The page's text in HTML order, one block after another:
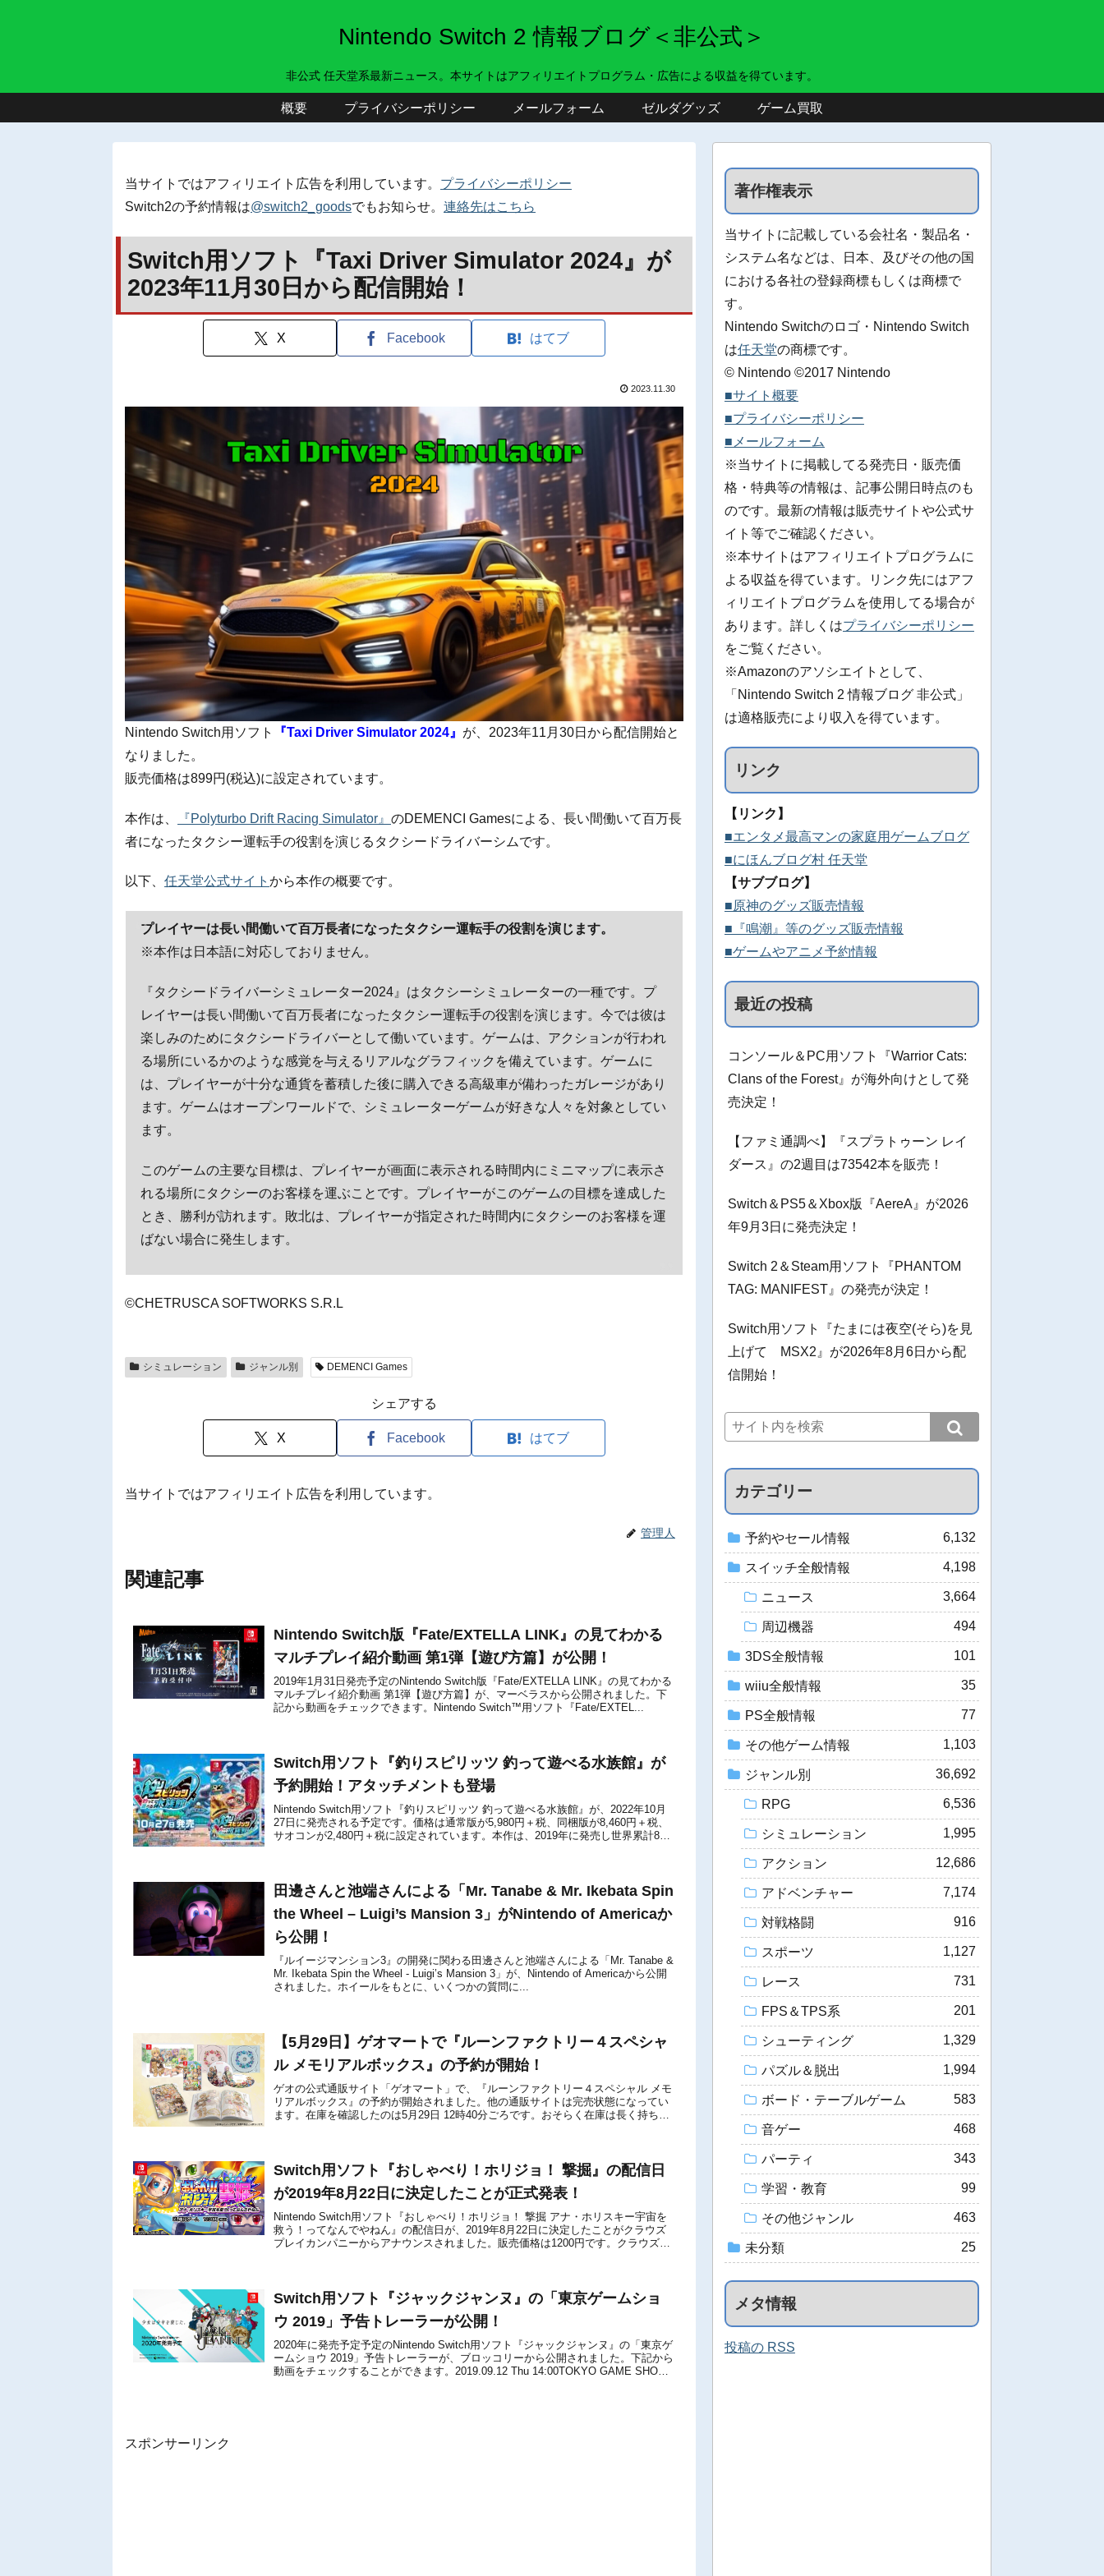
Nintendo Switch 2 情報ブログ＜非公式＞
非公式 任天堂系最新ニュース。本サイトはアフィリエイトプログラム・広告による収益を得ています。
概要 プライバシーポリシー メールフォーム ゼルダグッズ ゲーム買取
当サイトではアフィリエイト広告を利用しています。 プライバシーポリシー
Switch2の予約情報は@switch2_goodsでもお知らせ。 連絡先はこちら
Switch用ソフト『Taxi Driver Simulator 2024』が
2023年11月30日から配信開始！
X Facebook はてブ
2023.11.30
Nintendo Switch用ソフト 『Taxi Driver Simulator 2024』 が、2023年11月30日から配信開始と
なりました。
販売価格は899円(税込)に設定されています。
本作は、 『Polyturbo Drift Racing Simulator』 のDEMENCI Gamesによる、長い間働いて百万長
者になったタクシー運転手の役割を演じるタクシードライバーシムです。
以下、 任天堂公式サイト から本作の概要です。
プレイヤーは長い間働いて百万長者になったタクシー運転手の役割を演じます。
※本作は日本語に対応しておりません。
『タクシードライバーシミュレーター2024』はタクシーシミュレーターの一種です。プ
レイヤーは長い間働いて百万長者になったタクシー運転手の役割を演じます。今では彼は
楽しみのためにタクシードライバーとして働いています。ゲームは、アクションが行われ
る場所にいるかのような感覚を与えるリアルなグラフィックを備えています。ゲームに
は、プレイヤーが十分な通貨を蓄積した後に購入できる高級車が備わったガレージがあり
ます。ゲームはオープンワールドで、シミュレーターゲームが好きな人々を対象としてい
ます。
このゲームの主要な目標は、プレイヤーが画面に表示される時間内にミニマップに表示さ
れる場所にタクシーのお客様を運ぶことです。プレイヤーがこのゲームの目標を達成した
とき、勝利が訪れます。敗北は、プレイヤーが指定された時間内にタクシーのお客様を運
ばない場合に発生します。
©CHETRUSCA SOFTWORKS S.R.L
シミュレーション ジャンル別 DEMENCI Games
シェアする
X Facebook はてブ
当サイトではアフィリエイト広告を利用しています。
管理人
関連記事
Nintendo Switch版『Fate/EXTELLA LINK』の見てわかる
マルチプレイ紹介動画 第1弾【遊び方篇】が公開！
2019年1月31日発売予定のNintendo Switch版『Fate/EXTELLA LINK』の見てわかる
マルチプレイ紹介動画 第1弾【遊び方篇】が、マーベラスから公開されました。下
記から動画をチェックできます。Nintendo Switch™用ソフト『Fate/EXTEL...
Switch用ソフト『釣りスピリッツ 釣って遊べる水族館』が
予約開始！アタッチメントも登場
Nintendo Switch用ソフト『釣りスピリッツ 釣って遊べる水族館』が、2022年10月
27日に発売される予定です。価格は通常版が5,980円＋税、同梱版が8,460円＋税、
サオコンが2,480円＋税に設定されています。本作は、2019年に発売し世界累計80
田邊さんと池端さんによる「Mr. Tanabe & Mr. Ikebata Spin
the Wheel – Luigi’s Mansion 3」がNintendo of Americaか
ら公開！
『ルイージマンション3』の開発に関わる田邊さんと池端さんによる「Mr. Tanabe &
Mr. Ikebata Spin the Wheel - Luigi’s Mansion 3」が、Nintendo of Americaから公開
されました。ホイールをもとに、いくつかの質問に...
【5月29日】ゲオマートで『ルーンファクトリー４スペシャ
ル メモリアルボックス』の予約が開始！
ゲオの公式通販サイト「ゲオマート」で、『ルーンファクトリー４スペシャル メモ
リアルボックス』の予約が開始されました。他の通販サイトは完売状態になってい
ます。在庫を確認したのは5月29日 12時40分ごろです。おそらく在庫は長く持ちま
Switch用ソフト『おしゃべり！ホリジョ！ 撃掘』の配信日
が2019年8月22日に決定したことが正式発表！
Nintendo Switch用ソフト『おしゃべり！ホリジョ！ 撃掘 アナ・ホリスキー宇宙を
救う！ってなんでやねん』の配信日が、2019年8月22日に決定したことがクラウズ
プレイカンパニーからアナウンスされました。販売価格は1200円です。クラウズプ
Switch用ソフト『ジャックジャンヌ』の「東京ゲームショ
ウ 2019」予告トレーラーが公開！
2020年に発売予定予定のNintendo Switch用ソフト『ジャックジャンヌ』の「東京ゲ
ームショウ 2019」予告トレーラーが、ブロッコリーから公開されました。下記から
動画をチェックすることができます。2019.09.12 Thu 14:00TOKYO GAME SHOW
スポンサーリンク
著作権表示
当サイトに記載している会社名・製品名・
システム名などは、日本、及びその他の国
における各社の登録商標もしくは商標で
す。
Nintendo Switchのロゴ・Nintendo Switch
は任天堂の商標です。
© Nintendo ©2017 Nintendo
■サイト概要
■プライバシーポリシー
■メールフォーム
※当サイトに掲載してる発売日・販売価
格・特典等の情報は、記事公開日時点のも
のです。最新の情報は販売サイトや公式サ
イト等でご確認ください。
※本サイトはアフィリエイトプログラムに
よる収益を得ています。リンク先にはアフ
ィリエイトプログラムを使用してる場合が
あります。詳しくはプライバシーポリシー
をご覧ください。
※Amazonのアソシエイトとして、
「Nintendo Switch 2 情報ブログ 非公式」
は適格販売により収入を得ています。
リンク
【リンク】
■エンタメ最高マンの家庭用ゲームブログ
■にほんブログ村 任天堂
【サブブログ】
■原神のグッズ販売情報
■『鳴潮』等のグッズ販売情報
■ゲームやアニメ予約情報
最近の投稿
コンソール＆PC用ソフト『Warrior Cats:
Clans of the Forest』が海外向けとして発
売決定！
【ファミ通調べ】『スプラトゥーン レイ
ダース』の2週目は73542本を販売！
Switch＆PS5＆Xbox版『AereA』が2026
年9月3日に発売決定！
Switch 2＆Steam用ソフト『PHANTOM
TAG: MANIFEST』の発売が決定！
Switch用ソフト『たまには夜空(そら)を見
上げて MSX2』が2026年8月6日から配
信開始！
カテゴリー
予約やセール情報 6,132
スイッチ全般情報 4,198
ニュース 3,664
周辺機器 494
3DS全般情報 101
wiiu全般情報 35
PS全般情報 77
その他ゲーム情報 1,103
ジャンル別 36,692
RPG 6,536
シミュレーション 1,995
アクション 12,686
アドベンチャー 7,174
対戦格闘 916
スポーツ 1,127
レース 731
FPS＆TPS系 201
シューティング 1,329
パズル＆脱出 1,994
ボード・テーブルゲーム 583
音ゲー 468
パーティ 343
学習・教育 99
その他ジャンル 463
未分類 25
メタ情報
投稿の RSS